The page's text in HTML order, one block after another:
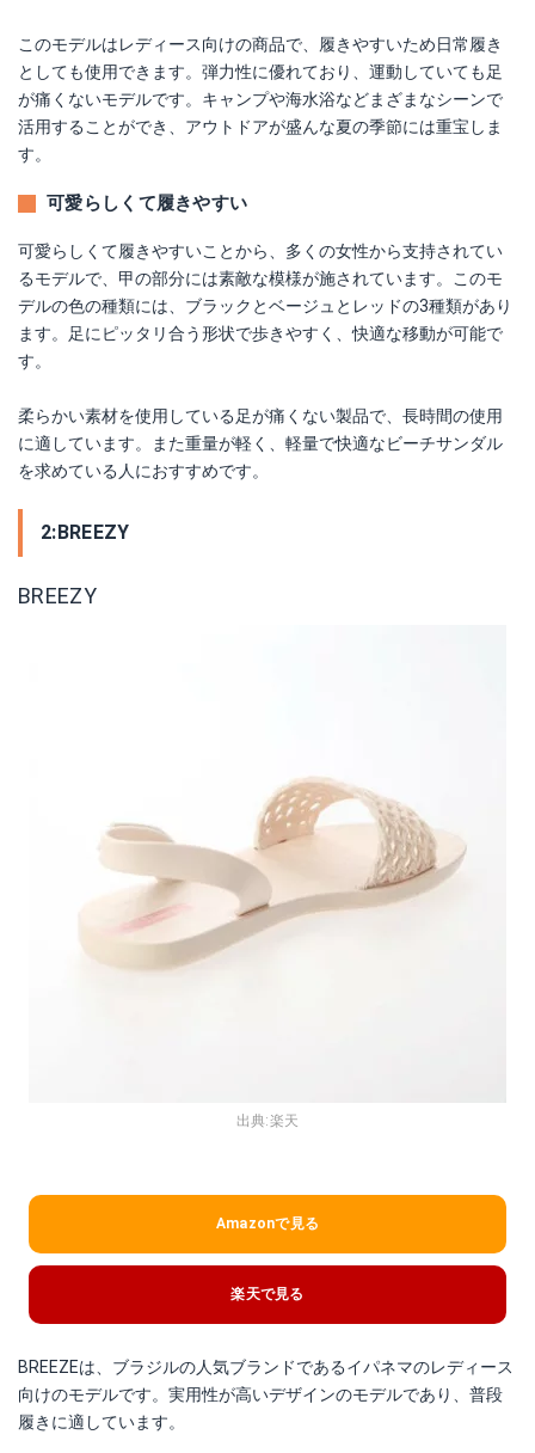
このモデルはレディース向けの商品で、履きやすいため日常履き
としても使用できます。弾力性に優れており、運動していても足
が痛くないモデルです。キャンプや海水浴などまざまなシーンで
活用することができ、アウトドアが盛んな夏の季節には重宝しま
す。
可愛らしくて履きやすい
可愛らしくて履きやすいことから、多くの女性から支持されてい
るモデルで、甲の部分には素敵な模様が施されています。このモ
デルの色の種類には、ブラックとベージュとレッドの3種類があり
ます。足にピッタリ合う形状で歩きやすく、快適な移動が可能で
す。
柔らかい素材を使用している足が痛くない製品で、長時間の使用
に適しています。また重量が軽く、軽量で快適なビーチサンダル
を求めている人におすすめです。
2:BREEZY
BREEZY
出典:楽天
Amazonで見る
楽天で見る
BREEZEは、ブラジルの人気ブランドであるイパネマのレディース
向けのモデルです。実用性が高いデザインのモデルであり、普段
履きに適しています。